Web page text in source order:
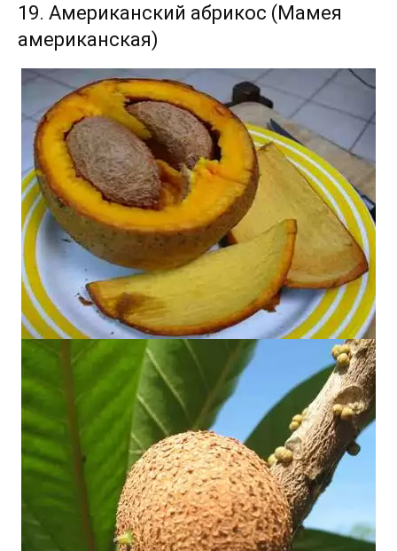
19. Американский абрикос (Мамея
американская)